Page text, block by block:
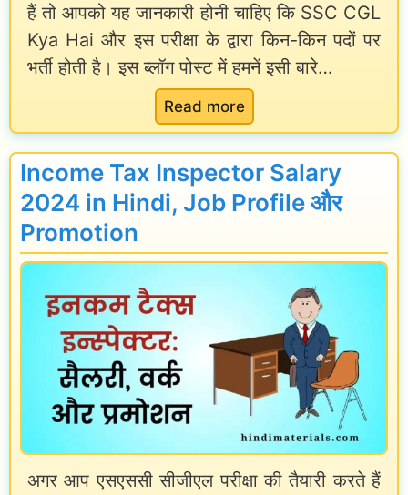
d
2
0
2
4
a
l
d
a
r
E
x
m
2
:
o
t
हैं तो आपको यह जानकारी होनी चाहिए कि SSC CGL
Kya Hai और इस परीक्षा के द्वारा किन-किन पदों पर
भर्ती होती है। इस ब्लॉग पोस्ट में हमनें इसी बारे…
Read more:
S
S
C
G
y
H
i
|
Income Tax Inspector Salary
2024 in Hindi, Job Profile और
Promotion
अगर आप एसएससी सीजीएल परीक्षा की तैयारी करते हैं